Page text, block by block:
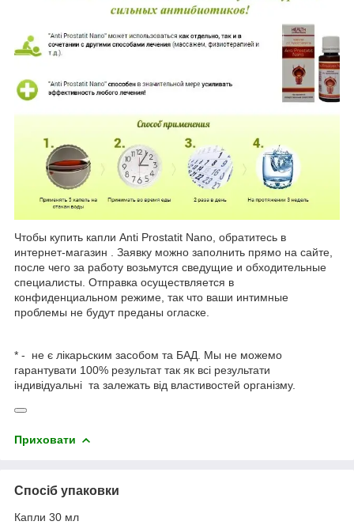
Чтобы купить капли Anti Prostatit Nano, обратитесь в
интернет-магазин . Заявку можно заполнить прямо на сайте,
после чего за работу возьмутся сведущие и обходительные
специалисты. Отправка осуществляется в
конфиденциальном режиме, так что ваши интимные
проблемы не будут преданы огласке.
* - не є лікарьским засобом та БАД. Мы не можемо
гарантувати 100% результат так як всі результати
індивідуальні та залежать від властивостей організму.
Приховати
Спосіб упаковки
Капли 30 мл